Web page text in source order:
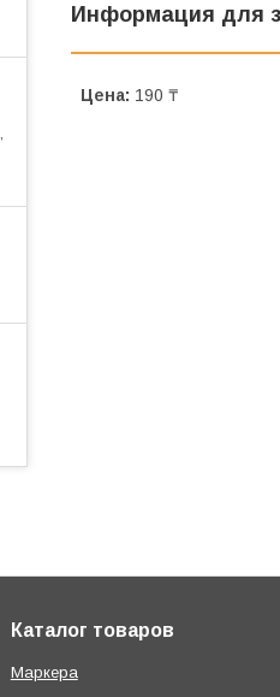
Информация для
Цена: 190 ₸
Каталог товаров
Маркера